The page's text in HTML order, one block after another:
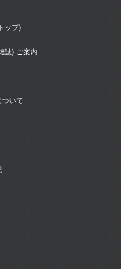
ップ)
誌) ご案内
いて